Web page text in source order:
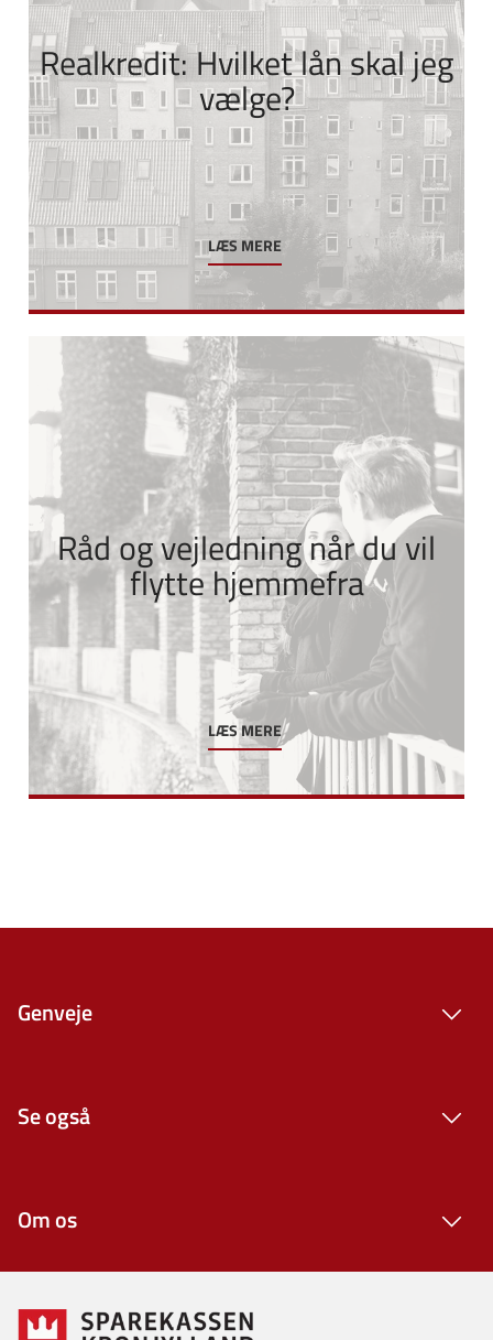
Realkredit: Hvilket lån skal jeg
vælge?
LÆS MERE
Råd og vejledning når du vil
flytte hjemmefra
LÆS MERE
Genveje
Se også
Om os